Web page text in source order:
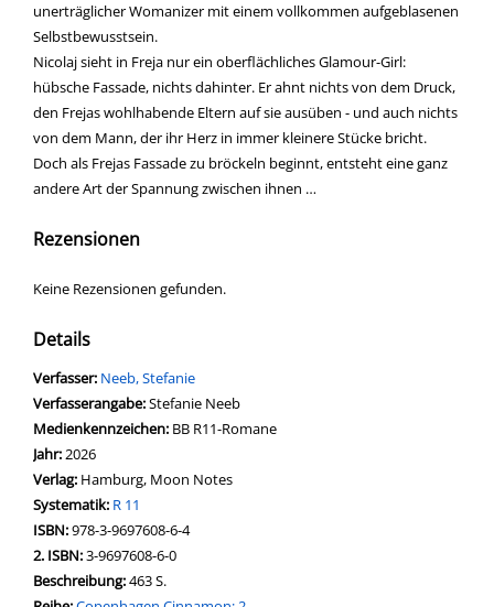
unerträglicher Womanizer mit einem vollkommen aufgeblasenen
Selbstbewusstsein.
Nicolaj sieht in Freja nur ein oberflächliches Glamour-Girl:
hübsche Fassade, nichts dahinter. Er ahnt nichts von dem Druck,
den Frejas wohlhabende Eltern auf sie ausüben - und auch nichts
von dem Mann, der ihr Herz in immer kleinere Stücke bricht.
Doch als Frejas Fassade zu bröckeln beginnt, entsteht eine ganz
andere Art der Spannung zwischen ihnen …
Rezensionen
Keine Rezensionen gefunden.
Details
Verfasser: Suche nach diesem Verfasser
Neeb, Stefanie
Verfasserangabe:Stefanie Neeb
Medienkennzeichen: BB R11-Romane
Jahr:2026
Verlag: Hamburg, Moon Notes
opens in new tab
Diesen Link in neuem Tab öffnen
Systematik: Suche nach dieser Systematik
R 11
Suche nach diesem Interessenskreis
ISBN:978-3-9697608-6-4
2. ISBN:3-9697608-6-0
Beschreibung:463 S.